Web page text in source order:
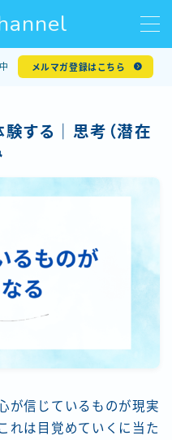
一覧
メルマガ登録はこちら
する｜思考（潜在
が信じているものが現実
れは目覚めていくに当た